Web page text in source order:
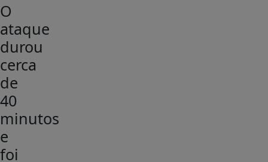
O
ataque
durou
cerca
de
40
minutos
e
foi